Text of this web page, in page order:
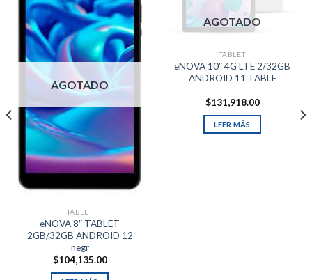
AGOTADO
TABLET
eNOVA 8″ TABLET
2GB/32GB ANDROID 12
negr
$104,135.00
AGOTADO
TABLET
eNOVA 10″ 4G LTE 2/32GB
ANDROID 11 TABLE
$131,918.00
LEER MÁS